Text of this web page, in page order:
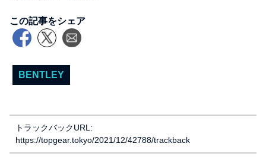
この記事をシェア
BENTLEY
トラックバックURL:
https://topgear.tokyo/2021/12/42788/trackback